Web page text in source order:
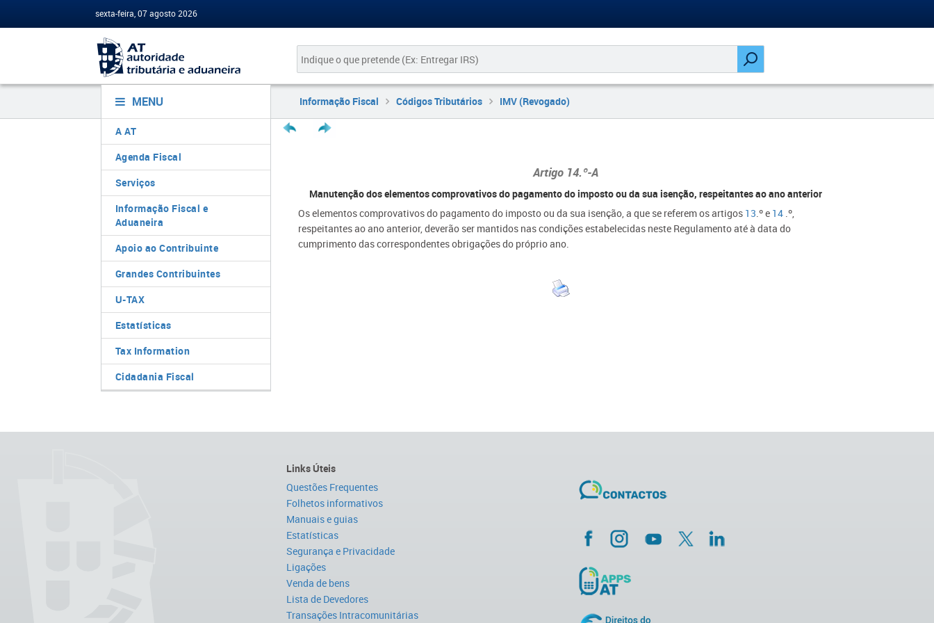
sexta-feira, 07 agosto 2026
MENU
A AT
Agenda Fiscal
Serviços
Informação Fiscal e
Aduaneira
Apoio ao Contribuinte
Grandes Contribuintes
U-TAX
Estatísticas
Tax Information
Cidadania Fiscal
Informação Fiscal Códigos Tributários IMV (Revogado)
Artigo 14.º-A
Manutenção dos elementos comprovativos do pagamento do imposto ou da sua isenção, respeitantes ao ano anterior
Os elementos comprovativos do pagamento do imposto ou da sua isenção, a que se referem os artigos 13.º e 14 .º,
respeitantes ao ano anterior, deverão ser mantidos nas condições estabelecidas neste Regulamento até à data do
cumprimento das correspondentes obrigações do próprio ano.
Links Úteis
Questões Frequentes
Folhetos informativos
Manuais e guias
Estatísticas
Segurança e Privacidade
Ligações
Venda de bens
Lista de Devedores
Transações Intracomunitárias